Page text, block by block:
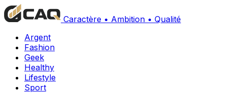
Caractère • Ambition • Qualité
Argent
Fashion
Geek
Healthy
Lifestyle
Sport